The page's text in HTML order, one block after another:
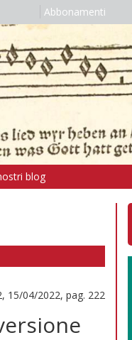
Abbonamenti
blog
15/04/2022, pag. 222